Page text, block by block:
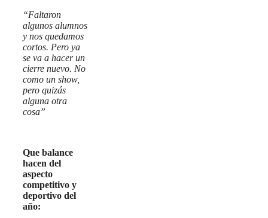
“Faltaron
algunos alumnos
y nos quedamos
cortos. Pero ya
se va a hacer un
cierre nuevo. No
como un show,
pero quizás
alguna otra
cosa”
Que balance
hacen del
aspecto
competitivo y
deportivo del
año: